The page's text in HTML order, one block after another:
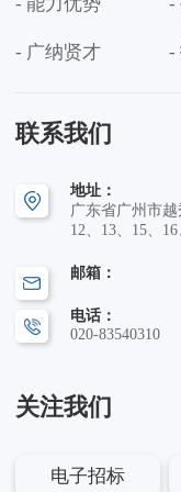
- 广纳贤才 -
联系我们
地址：
广东省广州市越
12、13、15、
邮箱：
电话：
020-83540310
关注我们
电子招标